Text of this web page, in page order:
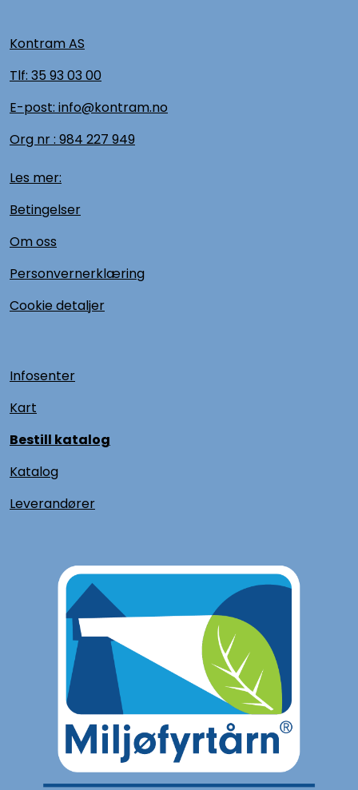
Kontram AS
Tlf: 35 93 03 00
E-post: info@kontram.no
Org nr : 984 227 949
Les mer:
Betingelser
Om oss
Personvernerklæring
Cookie detaljer
Infosenter
Kart
Bestill katalog
Katalog
Leverandører